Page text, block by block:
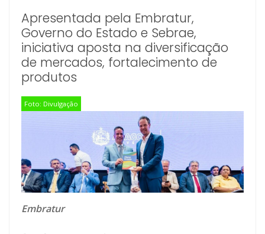
Apresentada pela Embratur,
Governo do Estado e Sebrae,
iniciativa aposta na diversificação
de mercados, fortalecimento de
produtos
Foto: Divulgação
Embratur